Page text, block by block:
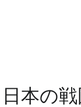
本の